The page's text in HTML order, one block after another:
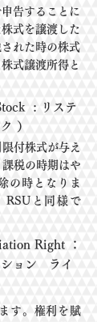
告することに
株式を譲渡した
れた時の株式
式譲渡所得と
: リステ
）
付株式が与え
税の時期はや
の時とな り ま
RSUと同様で
Right ：
ョン ライ
す。権利を賦